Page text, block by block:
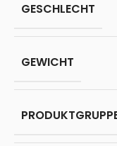
GESCHLECHT
GEWICHT